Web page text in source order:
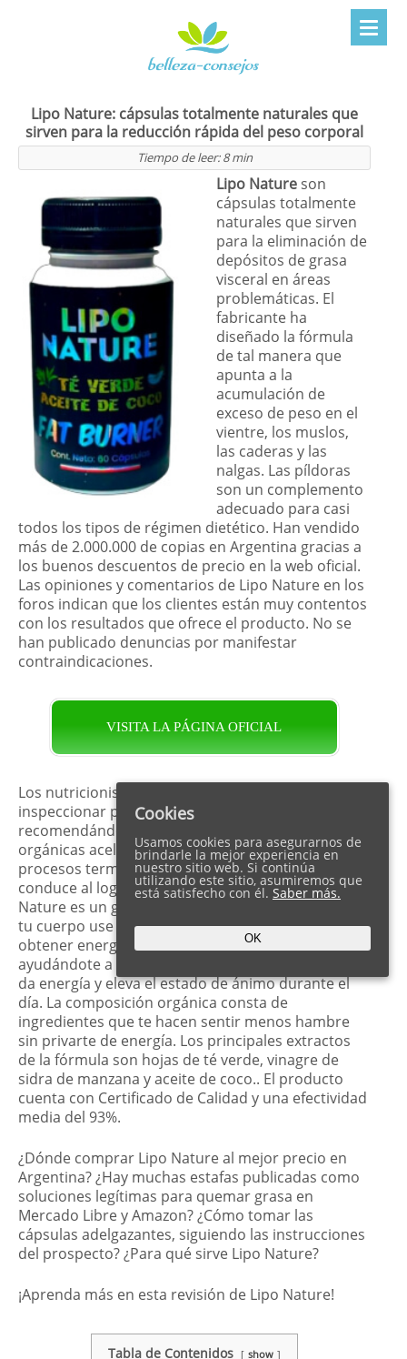
Lipo Nature: cápsulas totalmente naturales que
sirven para la reducción rápida del peso corporal
Tiempo de leer:8 min
Lipo Nature son
cápsulas totalmente
naturales que sirven
para la eliminación de
depósitos de grasa
visceral en áreas
problemáticas. El
fabricante ha
diseñado la fórmula
de tal manera que
apunta a la
acumulación de
exceso de peso en el
vientre, los muslos,
las caderas y las
nalgas. Las píldoras
son un complemento
adecuado para casi
todos los tipos de régimen dietético. Han vendido
más de 2.000.000 de copias en Argentina gracias a
los buenos descuentos de precio en la web oficial.
Las opiniones y comentarios de Lipo Nature en los
foros indican que los clientes están muy contentos
con los resultados que ofrece el producto. No se
han publicado denuncias por manifestar
contraindicaciones.
VISITA LA PÁGINA OFICIAL
Los nutricionistas profesionales se apresuraron a
inspeccionar para qué sirve Lipo Nature,
recomendándolo a sus pacientes. Las cápsulas
orgánicas aceleran el metabolismo y mejoran los
procesos termogénicos. Su ingesta regular
conduce al logro de la lipólisis y la cetosis. Lipo
Nature es un gran remedio orgánico que hace que
tu cuerpo use las grasas almacenadas para
obtener energía, adelgazando la cintura y
ayudándote a perder peso. No solo esto, sino que
da energía y eleva el estado de ánimo durante el
día. La composición orgánica consta de
ingredientes que te hacen sentir menos hambre
sin privarte de energía. Los principales extractos
de la fórmula son hojas de té verde, vinagre de
sidra de manzana y aceite de coco.. El producto
cuenta con Certificado de Calidad y una efectividad
media del 93%.
¿Dónde comprar Lipo Nature al mejor precio en
Argentina? ¿Hay muchas estafas publicadas como
soluciones legítimas para quemar grasa en
Mercado Libre y Amazon? ¿Cómo tomar las
cápsulas adelgazantes, siguiendo las instrucciones
del prospecto? ¿Para qué sirve Lipo Nature?
¡Aprenda más en esta revisión de Lipo Nature!
Tabla de Contenidos show
Cookies
Usamos cookies para asegurarnos de
brindarle la mejor experiencia en
nuestro sitio web. Si continúa
utilizando este sitio, asumiremos que
está satisfecho con él. Saber más.
OK